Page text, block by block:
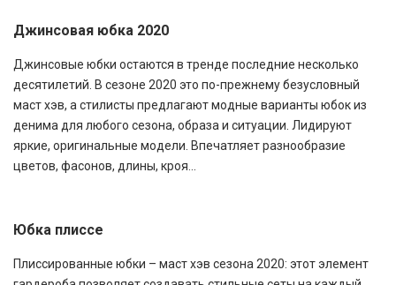
Джинсовая юбка 2020
Джинсовые юбки остаются в тренде последние несколько
десятилетий. В сезоне 2020 это по-прежнему безусловный
маст хэв, а стилисты предлагают модные варианты юбок из
денима для любого сезона, образа и ситуации. Лидируют
яркие, оригинальные модели. Впечатляет разнообразие
цветов, фасонов, длины, кроя...
Юбка плиссе
Плиссированные юбки – маст хэв сезона 2020: этот элемент